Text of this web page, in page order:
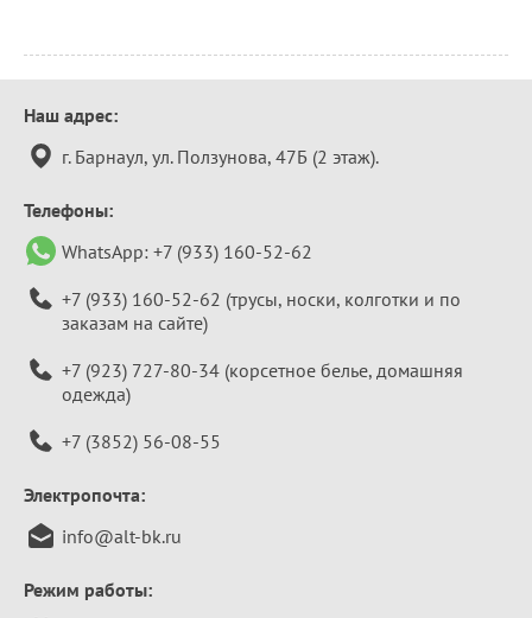
Контактная
информация
Наш адрес:
г. Барнаул, ул. Ползунова, 47Б (2 этаж).
Телефоны:
WhatsApp: +7 (933) 160-52-62
+7 (933) 160-52-62 (трусы, носки, колготки и по
заказам на сайте)
+7 (923) 727-80-34 (корсетное белье, домашняя
одежда)
+7 (3852) 56-08-55
Электропочта:
info@alt-bk.ru
Режим работы: